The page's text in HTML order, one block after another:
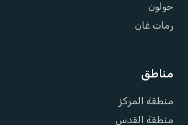
حولون
رمات غان
مناطق
منطقة المركز
منطقة القدس